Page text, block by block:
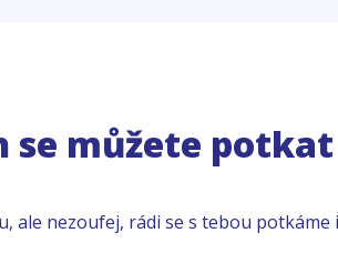
se můžete potkat
ale nezoufej, rádi se s tebou potkáme